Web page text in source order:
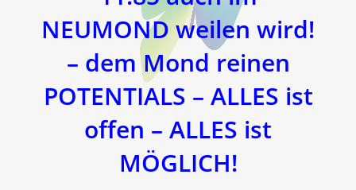
NEUMONDweilen wird!
– dem Mond reinen
POTENTIALS – ALLES ist
offen – ALLES ist
MÖGLICH!